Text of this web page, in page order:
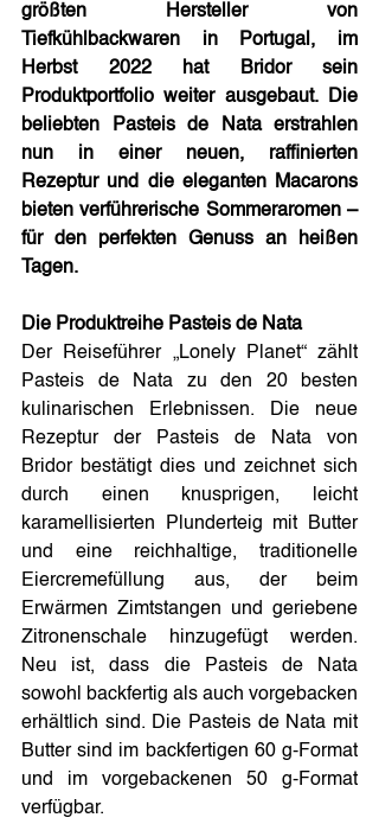
größten Hersteller von
Tiefkühlbackwaren in Portugal, im
Herbst 2022 hat Bridor sein
Produktportfolio weiter ausgebaut. Die
beliebten Pasteis de Nata erstrahlen
nun in einer neuen, raffinierten
Rezeptur und die eleganten Macarons
bieten verführerische Sommeraromen –
für den perfekten Genuss an heißen
Tagen.
Die Produktreihe Pasteis de Nata
Der Reiseführer „Lonely Planet“ zählt
Pasteis de Nata zu den 20 besten
kulinarischen Erlebnissen. Die neue
Rezeptur der Pasteis de Nata von
Bridor bestätigt dies und zeichnet sich
durch einen knusprigen, leicht
karamellisierten Plunderteig mit Butter
und eine reichhaltige, traditionelle
Eiercremefüllung aus, der beim
Erwärmen Zimtstangen und geriebene
Zitronenschale hinzugefügt werden.
Neu ist, dass die Pasteis de Nata
sowohl backfertig als auch vorgebacken
erhältlich sind. Die Pasteis de Nata mit
Butter sind im backfertigen 60 g-Format
und im vorgebackenen 50 g-Format
verfügbar.